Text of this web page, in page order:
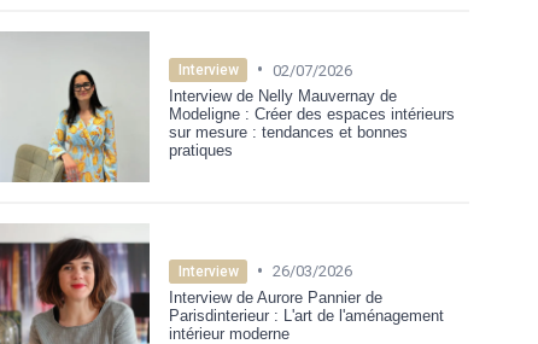
Interview • 02/07/2026
Interview de Nelly Mauvernay de
Modeligne : Créer des espaces intérieurs
sur mesure : tendances et bonnes
pratiques
Interview • 26/03/2026
Interview de Aurore Pannier de
Parisdinterieur : L'art de l'aménagement
intérieur moderne